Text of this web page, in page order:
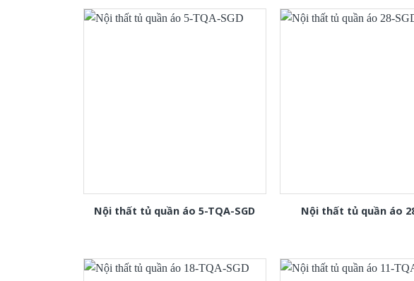
Nội thất tủ quần áo 5-TQA-SGD Nội thất tủ quần áo